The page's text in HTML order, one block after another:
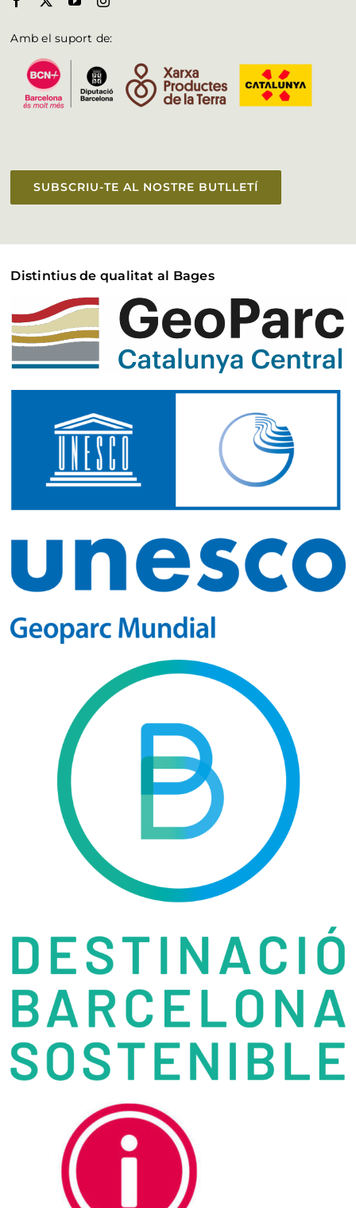
Amb el suport de:
SUBSCRIU-TE AL NOSTRE BUTLLETÍ
Distintius de qualitat al Bages